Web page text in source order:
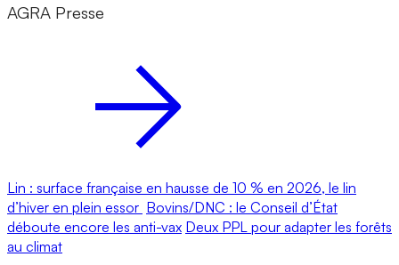
AGRA Presse
Lin : surface française en hausse de 10 % en 2026, le lin
d’hiver en plein essor Bovins/DNC : le Conseil d’État
déboute encore les anti-vax Deux PPL pour adapter les forêts
au climat